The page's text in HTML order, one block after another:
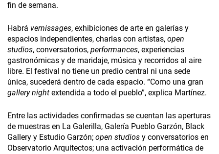
fin de semana.
Habrá vernissages, exhibiciones de arte en galerías y
espacios independientes, charlas con artistas, open
studios, conversatorios, performances, experiencias
gastronómicas y de maridaje, música y recorridos al aire
libre. El festival no tiene un predio central ni una sede
única, sucederá dentro de cada espacio. “Como una gran
gallery night extendida a todo el pueblo”, explica Martínez.
Entre las actividades confirmadas se cuentan las aperturas
de muestras en La Galerilla, Galería Pueblo Garzón, Black
Gallery y Estudio Garzón; open studios y conversatorios en
Observatorio Arquitectos; una activación performática de